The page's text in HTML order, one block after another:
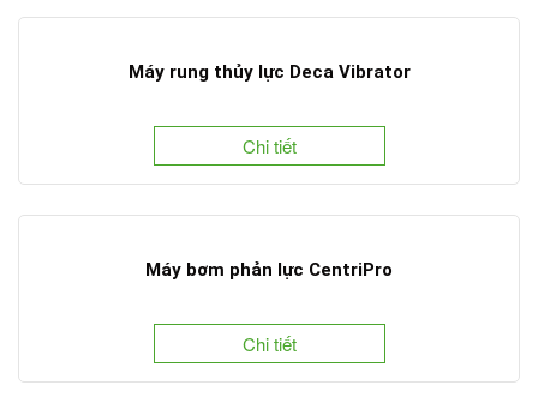
Máy rung thủy lực Deca Vibrator
Chi tiết
Máy bơm phản lực CentriPro
Chi tiết